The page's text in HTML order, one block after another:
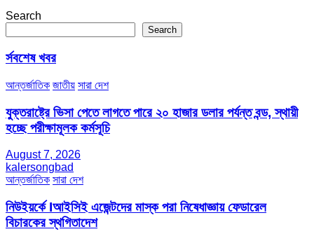
Search
Search
র্সবশেষ খবর
আন্তর্জাতিক জাতীয় সারা দেশ
যুক্তরাষ্ট্রে ভিসা পেতে লাগতে পারে ২০ হাজার ডলার পর্যন্ত বন্ড, স্থায়ী
হচ্ছে পরীক্ষামূলক কর্মসূচি
August 7, 2026
kalersongbad
আন্তর্জাতিক সারা দেশ
নিউইয়র্কে Iআইসিই এজেন্টদের মাস্ক পরা নিষেধাজ্ঞায় ফেডারেল
বিচারকের স্থগিতাদেশ